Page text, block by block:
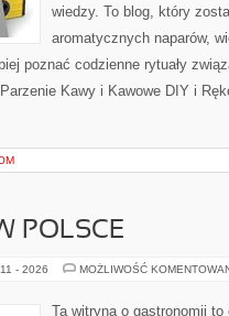
wiedzy. To blog, który
aromatycznych naparów,
poznać codzienne rytuały
Kawy i Kawowe DIY i
POLSCE
- 2026 MOŻLIWOŚĆ
Ta witryna o gastronomii